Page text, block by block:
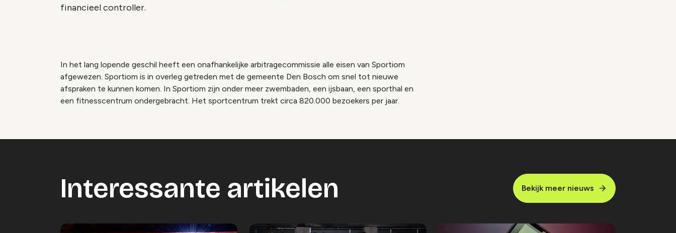
financieel controller.
In het lang lopende geschil heeft een onafhankelijke arbitragecommissie alle eisen van Sportiom
afgewezen. Sportiom is in overleg getreden met de gemeente Den Bosch om snel tot nieuwe
afspraken te kunnen komen. In Sportiom zijn onder meer zwembaden, een ijsbaan, een sporthal en
een fitnesscentrum ondergebracht. Het sportcentrum trekt circa 820.000 bezoekers per jaar.
Interessante artikelen Bekijk meer nieuws